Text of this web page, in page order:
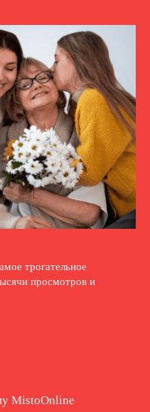
трогательное
просмотров и
MistoOnline